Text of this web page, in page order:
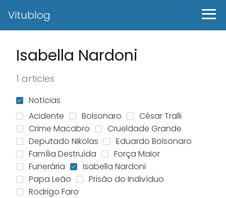
Vitublog
Isabella Nardoni
1 articles
Notícias
Acidente
Bolsonaro
César Tralli
Crime Macabro
Crueldade Grande
Deputado Nikolas
Eduardo Bolsonaro
Família Destruída
Força Maior
Funerária
Isabella Nardoni
Papa Leão
Prisão do Indivíduo
Rodrigo Faro